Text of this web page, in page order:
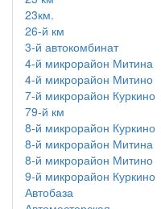
23км.
26-й км
3-й автокомбинат
4-й микрорайон Митина
4-й микрорайон Митино
7-й микрорайон Куркино
79-й км
8-й микрорайон Куркино
8-й микрорайон Митина
8-й микрорайон Митино
9-й микрорайон Куркино
Автобаза